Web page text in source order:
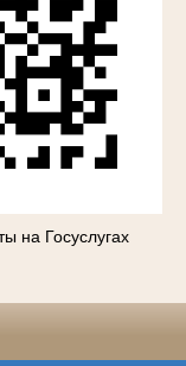
на Госуслугах